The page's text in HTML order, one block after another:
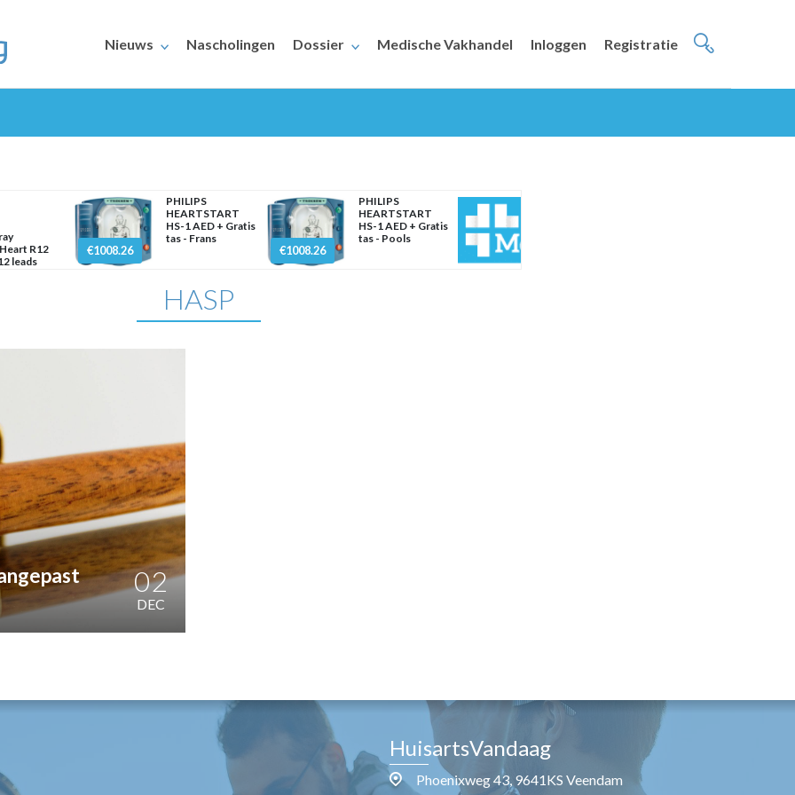
Nieuws Nascholingen Dossier Medische Vakhandel Inloggen Registratie
R12
leads
€1008.26
PHILIPS
HEARTSTART
HS-1 AED + Gratis
tas - Frans
€1008.26
PHILIPS
HEARTSTART
HS-1 AED + Gratis
tas - Pools
HASP
02
DEC
HuisartsVandaag
Phoenixweg 43, 9641KS Veendam